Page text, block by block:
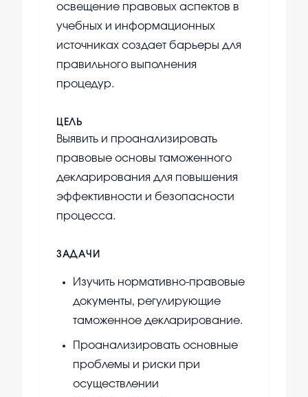
освещение правовых аспектов в
учебных и информационных
источниках создает барьеры для
правильного выполнения
процедур.
ЦЕЛЬ
Выявить и проанализировать
правовые основы таможенного
декларирования для повышения
эффективности и безопасности
процесса.
ЗАДАЧИ
Изучить нормативно-правовые
документы, регулирующие
таможенное декларирование.
Проанализировать основные
проблемы и риски при
осуществлении